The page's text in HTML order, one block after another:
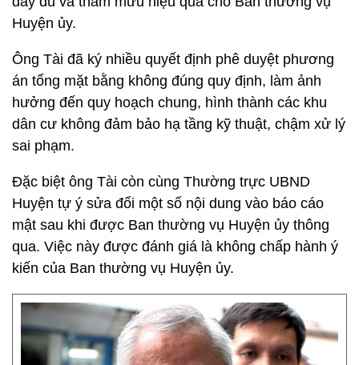
Huyện ủy.
Ông Tài đã ký nhiều quyết định phê duyệt phương
án tổng mặt bằng không đúng quy định, làm ảnh
hưởng đến quy hoạch chung, hình thành các khu
dân cư không đảm bảo hạ tầng kỹ thuật, chậm xử lý
sai phạm.
Đặc biệt ông Tài còn cùng Thường trực UBND
Huyện tự ý sửa đổi một số nội dung vào báo cáo
mật sau khi được Ban thường vụ Huyện ủy thông
qua. Việc này được đánh giá là không chấp hành ý
kiến của Ban thường vụ Huyện ủy.